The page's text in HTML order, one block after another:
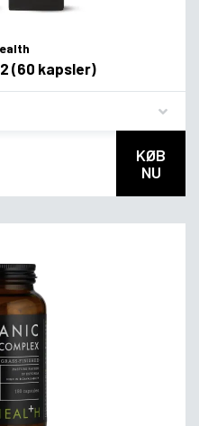
(60 kapsler)
KØB
NU